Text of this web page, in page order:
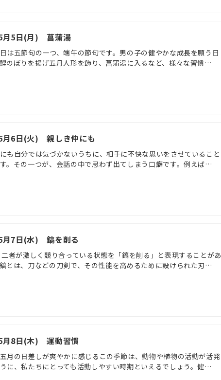
月5日(月) 菖蒲湯
は五節句の一つ、端午の節句です。男の子の健やかな成長を願う日
のぼりを揚げ五月人形を飾り、菖蒲湯に入るなど、様々な習慣…
月6日(火) 親しき仲にも
も自分では気づかないうちに、相手に不快な思いをさせていること
。その一つが、会話の中で思わず出てしまう口癖です。例えば…
月7日(水) 鎬を削る
者が激しく競り合っている状態を「鎬を削る」と表現することがあ
とは、刀などの刀剣で、その性能を高めるために設けられた刃…
月8日(木) 運動習慣
月の日差しが爽やかに感じるこの季節は、動物や植物の活動が活発
に、私たちにとっても活動しやすい時期といえるでしょう。健…